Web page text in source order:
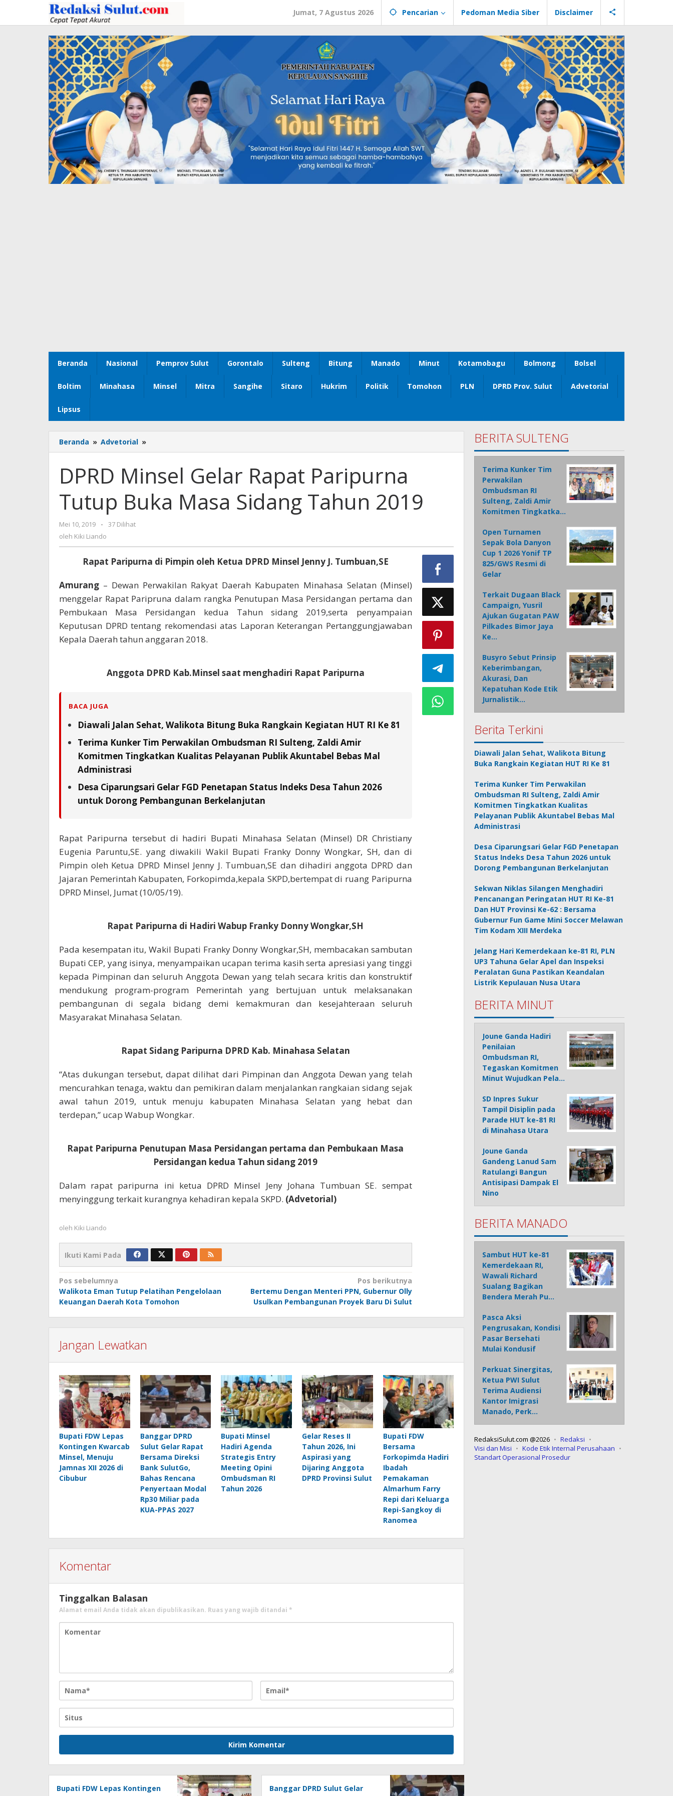
konten
Jumat, 7 Agustus 2026 Pencarian Pedoman Media Siber Disclaimer
Beranda Nasional Pemprov Sulut Gorontalo Sulteng Bitung Manado Minut Kotamobagu Bolmong Bolsel
Boltim Minahasa Minsel Mitra Sangihe Sitaro Hukrim Politik Tomohon PLN DPRD Prov. Sulut Advetorial
Lipsus
Beranda » Advetorial »
Minsel
Rapat
Paripurna
Tutup
Buka
2019
DPRD Minsel Gelar Rapat Paripurna
Tutup Buka Masa Sidang Tahun 2019
Mei 10, 2019
oleh
Kiki
-
37 Dilihat
oleh Kiki Liando
Rapat Paripurna di Pimpin oleh Ketua DPRD Minsel Jenny J. Tumbuan,SE
Amurang – Dewan Perwakilan Rakyat Daerah Kabupaten Minahasa Selatan (Minsel)
menggelar Rapat Paripruna dalam rangka Penutupan Masa Persidangan pertama dan
Pembukaan Masa Persidangan kedua Tahun sidang 2019,serta penyampaian
Keputusan DPRD tentang rekomendasi atas Laporan Keterangan Pertanggungjawaban
Kepala Daerah tahun anggaran 2018.
Anggota DPRD Kab.Minsel saat menghadiri Rapat Paripurna
BACA JUGA
Diawali Jalan Sehat, Walikota Bitung Buka Rangkain Kegiatan HUT RI Ke 81
Terima Kunker Tim Perwakilan Ombudsman RI Sulteng, Zaldi Amir
Komitmen Tingkatkan Kualitas Pelayanan Publik Akuntabel Bebas Mal
Administrasi
Desa Ciparungsari Gelar FGD Penetapan Status Indeks Desa Tahun 2026
untuk Dorong Pembangunan Berkelanjutan
Rapat Paripurna tersebut di hadiri Bupati Minahasa Selatan (Minsel) DR Christiany
Eugenia Paruntu,SE. yang diwakili Wakil Bupati Franky Donny Wongkar, SH, dan di
Pimpin oleh Ketua DPRD Minsel Jenny J. Tumbuan,SE dan dihadiri anggota DPRD dan
Jajaran Pemerintah Kabupaten, Forkopimda,kepala SKPD,bertempat di ruang Paripurna
DPRD Minsel, Jumat (10/05/19).
Rapat Paripurna di Hadiri Wabup Franky Donny Wongkar,SH
Pada kesempatan itu, Wakil Bupati Franky Donny Wongkar,SH, membacakan sambutan
Bupati CEP, yang isinya, menyampaikan ucapan terima kasih serta apresiasi yang tinggi
kepada Pimpinan dan seluruh Anggota Dewan yang telah secara kritis dan konstruktif
mendukung program-program Pemerintah yang bertujuan untuk melaksanakan
pembangunan di segala bidang demi kemakmuran dan kesejahteraan seluruh
Masyarakat Minahasa Selatan.
Rapat Sidang Paripurna DPRD Kab. Minahasa Selatan
“Atas dukungan tersebut, dapat dilihat dari Pimpinan dan Anggota Dewan yang telah
mencurahkan tenaga, waktu dan pemikiran dalam menjalankan rangkaian sidang sejak
awal tahun 2019, untuk menuju kabupaten Minahasa Selatan yang hebat dan
terdepan,” ucap Wabup Wongkar.
Rapat Paripurna Penutupan Masa Persidangan pertama dan Pembukaan Masa
Persidangan kedua Tahun sidang 2019
Dalam rapat paripurna ini ketua DPRD Minsel Jeny Johana Tumbuan SE. sempat
menyinggung terkait kurangnya kehadiran kepala SKPD. (Advetorial)
oleh Kiki Liando
Ikuti Kami Pada
Navigasi
pos
Pos sebelumnya
Walikota Eman Tutup Pelatihan Pengelolaan
Keuangan Daerah Kota Tomohon
Pos berikutnya
Bertemu Dengan Menteri PPN, Gubernur Olly
Usulkan Pembangunan Proyek Baru Di Sulut
Jangan Lewatkan
Bupati FDW Lepas
Kontingen Kwarcab
Minsel, Menuju
Jamnas XII 2026 di
Cibubur
Banggar DPRD
Sulut Gelar Rapat
Bersama Direksi
Bank SulutGo,
Bahas Rencana
Penyertaan Modal
Rp30 Miliar pada
KUA-PPAS 2027
Bupati Minsel
Hadiri Agenda
Strategis Entry
Meeting Opini
Ombudsman RI
Tahun 2026
Gelar Reses II
Tahun 2026, Ini
Aspirasi yang
Dijaring Anggota
DPRD Provinsi Sulut
Bupati FDW
Bersama
Forkopimda Hadiri
Ibadah
Pemakaman
Almarhum Farry
Repi dari Keluarga
Repi-Sangkoy di
Ranomea
Komentar
Tinggalkan Balasan
Alamat email Anda tidak akan dipublikasikan. Ruas yang wajib ditandai *
Bupati FDW Lepas Kontingen
Banggar DPRD Sulut Gelar
BERITA SULTENG
Terima Kunker Tim
Perwakilan
Ombudsman RI
Sulteng, Zaldi Amir
Komitmen Tingkatka…
Open Turnamen
Sepak Bola Danyon
Cup 1 2026 Yonif TP
825/GWS Resmi di
Gelar
Terkait Dugaan Black
Campaign, Yusril
Ajukan Gugatan PAW
Pilkades Bimor Jaya
Ke…
Busyro Sebut Prinsip
Keberimbangan,
Akurasi, Dan
Kepatuhan Kode Etik
Jurnalistik…
Berita Terkini
Diawali Jalan Sehat, Walikota Bitung
Buka Rangkain Kegiatan HUT RI Ke 81
Terima Kunker Tim Perwakilan
Ombudsman RI Sulteng, Zaldi Amir
Komitmen Tingkatkan Kualitas
Pelayanan Publik Akuntabel Bebas Mal
Administrasi
Desa Ciparungsari Gelar FGD Penetapan
Status Indeks Desa Tahun 2026 untuk
Dorong Pembangunan Berkelanjutan
Sekwan Niklas Silangen Menghadiri
Pencanangan Peringatan HUT RI Ke-81
Dan HUT Provinsi Ke-62 : Bersama
Gubernur Fun Game Mini Soccer Melawan
Tim Kodam XIII Merdeka
Jelang Hari Kemerdekaan ke-81 RI, PLN
UP3 Tahuna Gelar Apel dan Inspeksi
Peralatan Guna Pastikan Keandalan
Listrik Kepulauan Nusa Utara
BERITA MINUT
Joune Ganda Hadiri
Penilaian
Ombudsman RI,
Tegaskan Komitmen
Minut Wujudkan Pela…
SD Inpres Sukur
Tampil Disiplin pada
Parade HUT ke-81 RI
di Minahasa Utara
Joune Ganda
Gandeng Lanud Sam
Ratulangi Bangun
Antisipasi Dampak El
Nino
BERITA MANADO
Sambut HUT ke-81
Kemerdekaan RI,
Wawali Richard
Sualang Bagikan
Bendera Merah Pu…
Pasca Aksi
Pengrusakan, Kondisi
Pasar Bersehati
Mulai Kondusif
Perkuat Sinergitas,
Ketua PWI Sulut
Terima Audiensi
Kantor Imigrasi
Manado, Perk…
RedaksiSulut.com @2026
Redaksi
Visi dan Misi
Kode Etik Internal Perusahaan
Standart Operasional Prosedur